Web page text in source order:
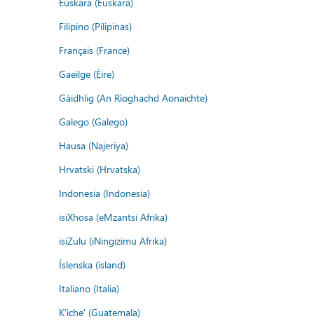
Filipino (Pilipinas)
Français (France)
Gaeilge (Éire)
Gàidhlig (An Rìoghachd Aonaichte)
Galego (Galego)
Hausa (Najeriya)
Hrvatski (Hrvatska)
Indonesia (Indonesia)
isiXhosa (eMzantsi Afrika)
isiZulu (iNingizimu Afrika)
Íslenska (ísland)
Italiano (Italia)
K'iche' (Guatemala)